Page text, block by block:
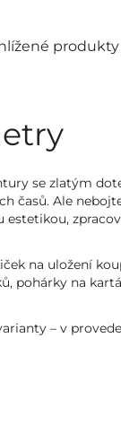
produkty
se zlatým
časů. Ale
na uložení
pohárky na
– v